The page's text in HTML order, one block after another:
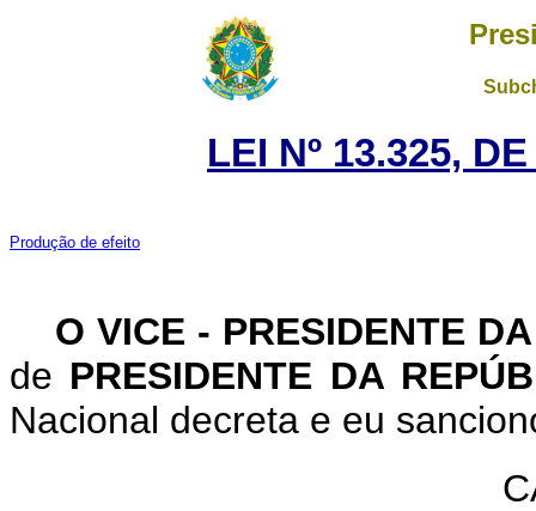
LEI Nº 13.325,
Produção de efeito
O VICE - PRESIDENTE
de PRESIDENTE DA
Nacional decreta e eu